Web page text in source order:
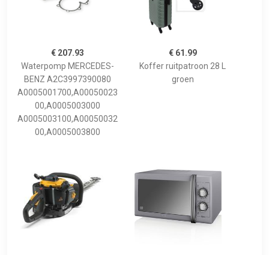
€ 207.93
Waterpomp MERCEDES-
BENZ A2C3997390080
A0005001700,A00050023
00,A0005003000
A0005003100,A00050032
00,A0005003800
€ 61.99
Koffer ruitpatroon 28 L
groen